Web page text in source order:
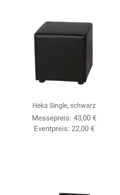
Heka Single, schwarz
Messepreis: 43,00 €
Eventpreis: 22,00 €